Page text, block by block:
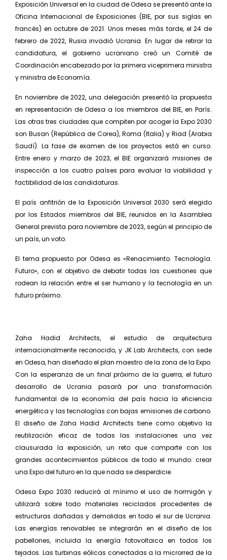
Exposición Universal en la ciudad de Odesa se presentó ante la
Oficina Internacional de Exposiciones (BIE, por sus siglas en
francés) en octubre de 2021. Unos meses más tarde, el 24 de
febrero de 2022, Rusia invadió Ucrania. En lugar de retirar la
candidatura, el gobierno ucraniano creó un Comité de
Coordinación encabezado por la primera viceprimera ministra
y ministra de Economía.
En noviembre de 2022, una delegación presentó la propuesta
en representación de Odesa a los miembros del BIE, en París.
Las otras tres ciudades que compiten por acoger la Expo 2030
son Busan (República de Corea), Roma (Italia) y Riad (Arabia
Saudí). La fase de examen de los proyectos está en curso.
Entre enero y marzo de 2023, el BIE organizará misiones de
inspección a los cuatro países para evaluar la viabilidad y
factibilidad de las candidaturas.
El país anfitrión de la Exposición Universal 2030 será elegido
por los Estados miembros del BIE, reunidos en la Asamblea
General prevista para noviembre de 2023, según el principio de
un país, un voto.
El tema propuesto por Odesa es «Renacimiento. Tecnología.
Futuro», con el objetivo de debatir todas las cuestiones que
rodean la relación entre el ser humano y la tecnología en un
futuro próximo.
Zaha Hadid Architects, el estudio de arquitectura
internacionalmente reconocido, y JK Lab Architects, con sede
en Odesa, han diseñado el plan maestro de la zona de la Expo.
Con la esperanza de un final próximo de la guerra, el futuro
desarrollo de Ucrania pasará por una transformación
fundamental de la economía del país hacia la eficiencia
energética y las tecnologías con bajas emisiones de carbono.
El diseño de Zaha Hadid Architects tiene como objetivo la
reutilización eficaz de todas las instalaciones una vez
clausurada la exposición, un reto que comparte con los
grandes acontecimientos públicos de todo el mundo: crear
una Expo del futuro en la que nada se desperdicie.
Odesa Expo 2030 reducirá al mínimo el uso de hormigón y
utilizará sobre todo materiales reciclados procedentes de
estructuras dañadas y demolidas en todo el sur de Ucrania.
Las energías renovables se integrarán en el diseño de los
pabellones, incluida la energía fotovoltaica en todos los
tejados. Las turbinas eólicas conectadas a la microrred de la